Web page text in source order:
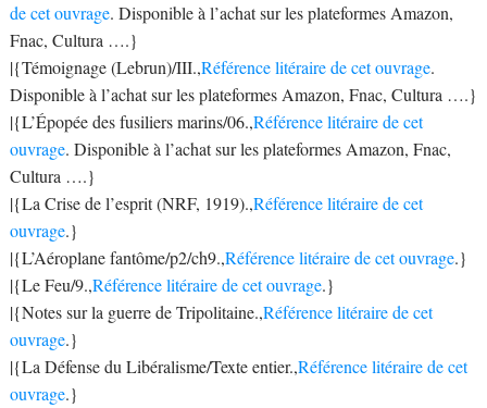
de cet ouvrage. Disponible à l’achat sur les plateformes Amazon,
Fnac, Cultura ….}
|{Témoignage (Lebrun)/III.,Référence litéraire de cet ouvrage.
Disponible à l’achat sur les plateformes Amazon, Fnac, Cultura ….}
|{L’Épopée des fusiliers marins/06.,Référence litéraire de cet
ouvrage. Disponible à l’achat sur les plateformes Amazon, Fnac,
Cultura ….}
|{La Crise de l’esprit (NRF, 1919).,Référence litéraire de cet
ouvrage.}
|{L’Aéroplane fantôme/p2/ch9.,Référence litéraire de cet ouvrage.}
|{Le Feu/9.,Référence litéraire de cet ouvrage.}
|{Notes sur la guerre de Tripolitaine.,Référence litéraire de cet
ouvrage.}
|{La Défense du Libéralisme/Texte entier.,Référence litéraire de cet
ouvrage.}